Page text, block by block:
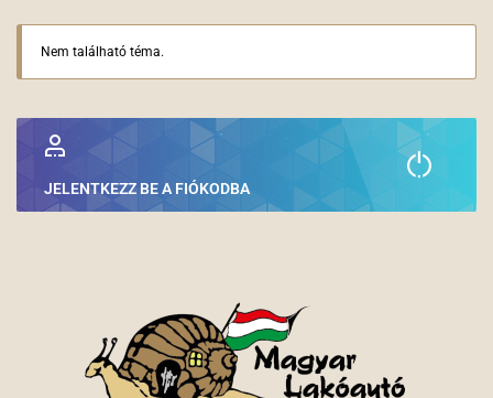
Nem található téma.
JELENTKEZZ BE A FIÓKODBA